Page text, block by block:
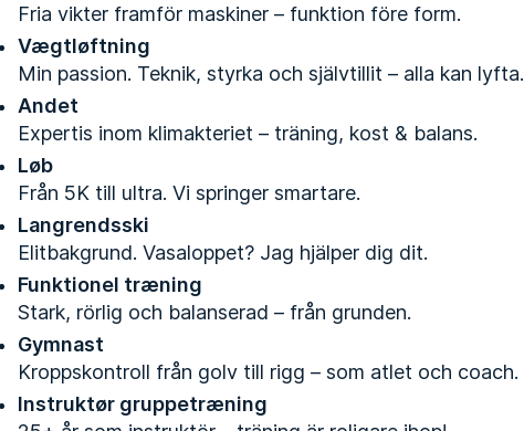
Fria vikter framför maskiner – funktion före form.
Vægtløftning
Min passion. Teknik, styrka och självtillit – alla kan lyfta.
Andet
Expertis inom klimakteriet – träning, kost & balans.
Løb
Från 5K till ultra. Vi springer smartare.
Langrendsski
Elitbakgrund. Vasaloppet? Jag hjälper dig dit.
Funktionel træning
Stark, rörlig och balanserad – från grunden.
Gymnast
Kroppskontroll från golv till rigg – som atlet och coach.
Instruktør gruppetræning